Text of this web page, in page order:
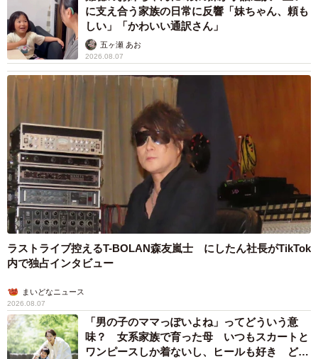
に支え合う家族の日常に反響「妹ちゃん、頼も
しい」「かわいい通訳さん」
五ヶ瀬 あお
2026.08.07
ラストライブ控えるT-BOLAN森友嵐士 にしたん社長がTikTok
内で独占インタビュー
まいどなニュース
2026.08.07
「男の子のママっぽいよね」ってどういう意
味？ 女系家族で育った母 いつもスカートと
ワンピースしか着ないし、ヒールも好き どの